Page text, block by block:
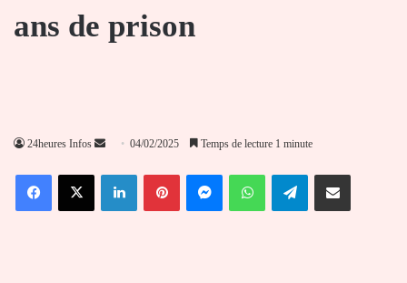
ans de prison
24heures Infos
Envoyer
courriel
04/02/2025 Temps de lecture 1 minute
FacebookX LinkedinPinterestMessengerWhatsAppTelegramPartager par email